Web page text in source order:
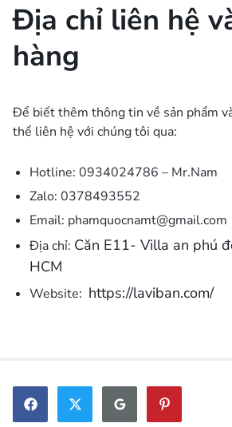
Địa chỉ liên hệ
hàng
Để biết thêm thông tin về sản phẩm
thể liên hệ với chúng tôi qua:
Hotline: 0934024786 – Mr.Nam
Zalo: 0378493552
Email: phamquocnamt@gmail.com
Địa chỉ: Căn E11- Villa an phú
HCM
Website: https://laviban.com/